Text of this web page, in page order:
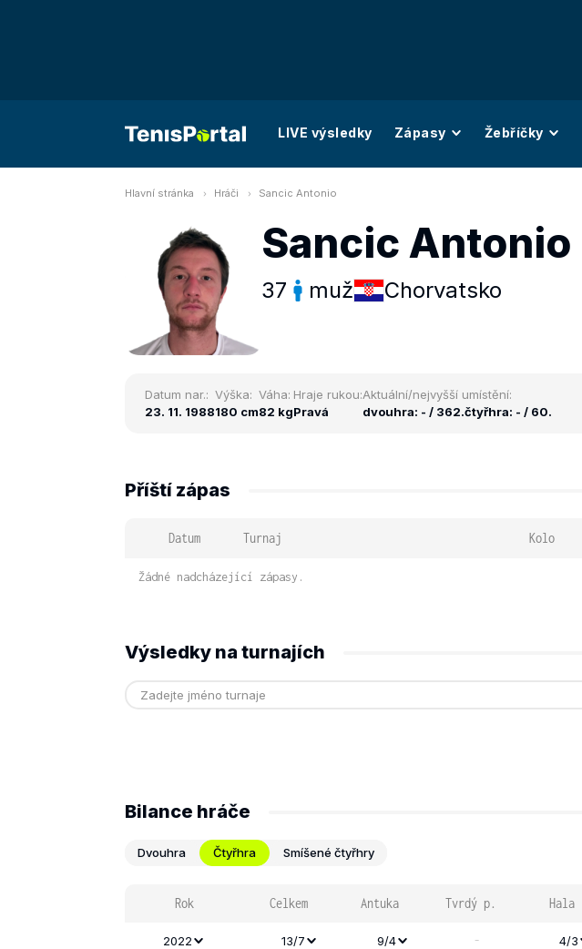
LIVE výsledky Zápasy Žebříčky
Hlavní stránka Hráči Sancic Antonio
Sancic Antonio
37 muž Chorvatsko
Datum nar.:
23. 11. 1988
Výška:
180 cm
Váha:
82 kg
Hraje rukou:
Pravá
Aktuální/nejvyšší umístění:
dvouhra: - / 362.čtyřhra: - / 60.
Příští zápas
Datum Turnaj Kolo
Žádné nadcházející zápasy.
Výsledky na turnajích
Bilance hráče
Dvouhra Čtyřhra Smíšené čtyřhry
Rok Celkem Antuka Tvrdý p. Hala
2022 13/7 9/4 - 4/3